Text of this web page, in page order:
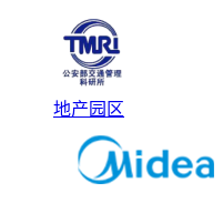
地产园区